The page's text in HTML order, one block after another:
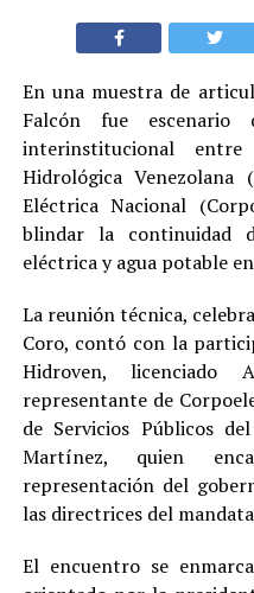
En una muestra de
Falcón fue
interinstitucional
Hidrológica
Eléctrica Nacional
blindar la continuidad
eléctrica y agua potable
La reunión técnica,
Coro, contó con la
Hidroven, licenciado
representante de
de Servicios Públicos
Martínez, quien
representación del
las directrices del
El encuentro se